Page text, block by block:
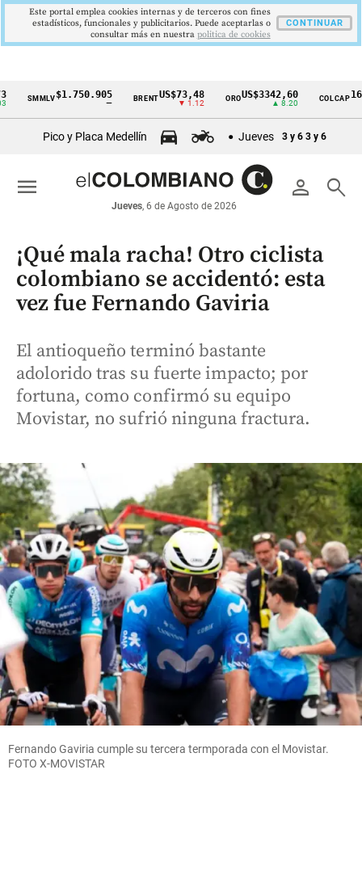
Cintillo
económicos
Colombia
$1.750.905 BRENT US$73,48
▼ 1.12
ORO US$3342,60 COLCAP
Pico y Placa Medellín Jueves 3 y 6 3 y 6
person search
Jueves, 6 de Agosto de 2026
menu
¡Qué mala racha! Otro ciclista
colombiano se accidentó: esta
vez fue Fernando Gaviria
El antioqueño terminó bastante
adolorido tras su fuerte impacto; por
fortuna, como confirmó su equipo
Movistar, no sufrió ninguna fractura.
Fernando Gaviria cumple su tercera termporada con el Movistar.
FOTO X-MOVISTAR
Este portal emplea cookies internas y de terceros con fines
estadísticos, funcionales y publicitarios. Puede aceptarlas o
consultar más en nuestra politica de cookies
CONTINUAR